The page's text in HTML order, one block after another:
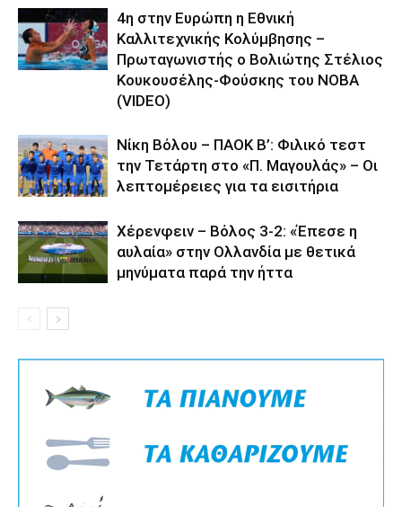
4η στην Ευρώπη η Εθνική
Καλλιτεχνικής Κολύμβησης –
Πρωταγωνιστής ο Βολιώτης Στέλιος
Κουκουσέλης-Φούσκης του ΝΟΒΑ
(VIDEO)
Νίκη Βόλου – ΠΑΟΚ Β’: Φιλικό τεστ
την Τετάρτη στο «Π. Μαγουλάς» – Οι
λεπτομέρειες για τα εισιτήρια
Χέρενφειν – Βόλος 3-2: «Έπεσε η
αυλαία» στην Ολλανδία με θετικά
μηνύματα παρά την ήττα